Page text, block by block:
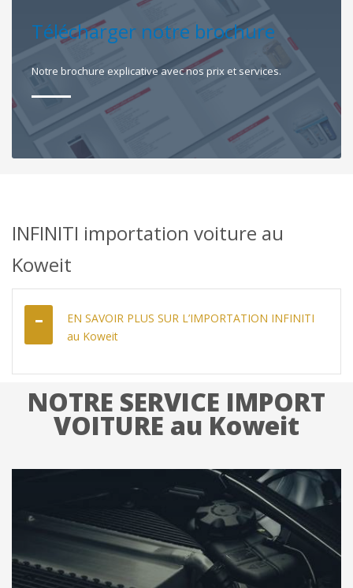
Télécharger notre brochure
Notre brochure explicative avec nos prix et services.
INFINITI importation voiture au
Koweit
EN SAVOIR PLUS SUR L’IMPORTATION INFINITI
au Koweit
NOTRE SERVICE IMPORT
VOITURE au Koweit